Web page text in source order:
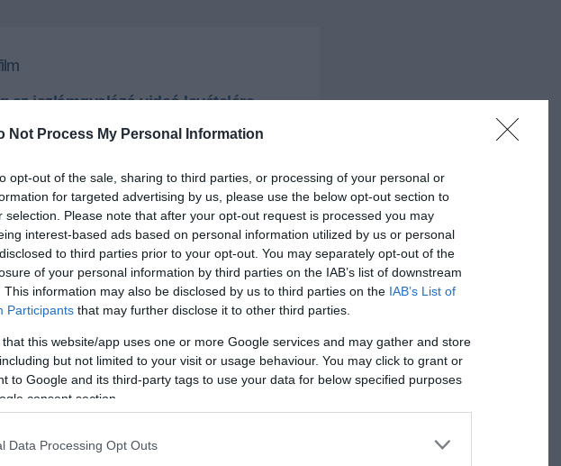
Not Process My Personal Information
opt-out of the sale, sharing to third parties, or processing of your personal or
for targeted advertising by us, please use the below opt-out section to
selection. Please note that after your opt-out request is processed you may
interest-based ads based on personal information utilized by us or personal
to third parties prior to your opt-out. You may separately opt-out of the
of your personal information by third parties on the IAB’s list of downstream
This information may also be disclosed by us to third parties on the IAB’s List of
Participants that may further disclose it to other third parties.
that this website/app uses one or more Google services and may gather and store
but not limited to your visit or usage behaviour. You may click to grant or
to Google and its third-party tags to use your data for below specified purposes
consent section.
Data Processing Opt Outs
az iszlámgyalázó videó levételére
videomegosztó portál tíz napon belül távolítsa el
a filmet.
+-
bíróság néhány órával azután döntött így, hogy
államfő az ENSZ-ben bírálta a nyugati
közel-keleti bevándorló él. Az ügyben egy brazíliai
indított pert a YouTube tulajdonosa, a Google
szervezet szerint a film megbotránkoztató, és sérti a
alkotmányban rögzített jogát.